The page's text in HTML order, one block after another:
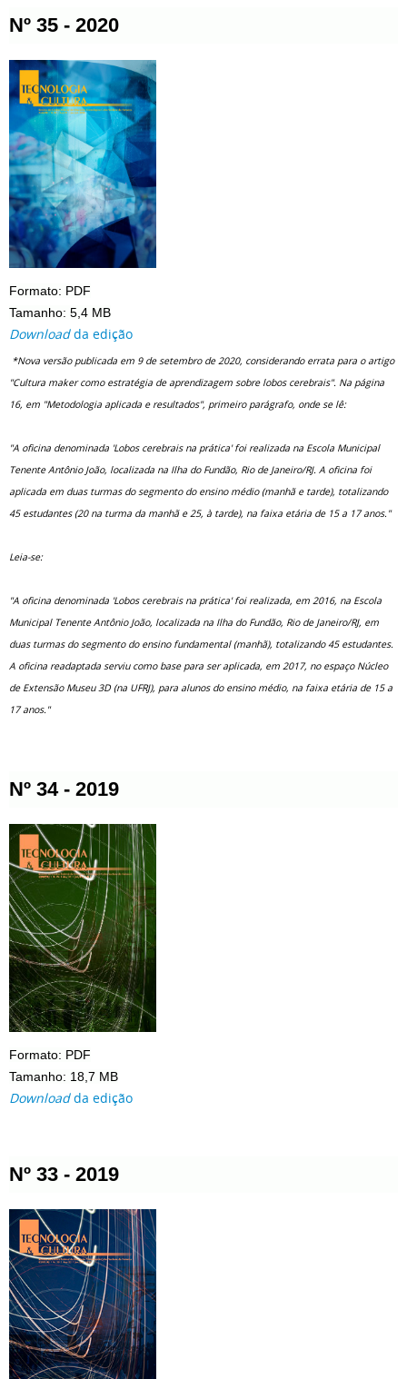
Nº 35 - 2020
Formato: PDF
Tamanho: 5,4 MB
Downloadda edição
*Nova versão publicada em 9 de setembro de 2020, considerando errata para o artigo
"Cultura maker como estratégia de aprendizagem sobre lobos cerebrais". Na página
16, em "Metodologia aplicada e resultados", primeiro parágrafo, onde se lê:
"A oficina denominada 'Lobos cerebrais na prática' foi realizada na Escola Municipal
Tenente Antônio João, localizada na Ilha do Fundão, Rio de Janeiro/RJ. A oficina foi
aplicada em duas turmas do segmento do ensino médio (manhã e tarde), totalizando
45 estudantes (20 na turma da manhã e 25, à tarde), na faixa etária de 15 a 17 anos."
Leia-se:
"A oficina denominada 'Lobos cerebrais na prática' foi realizada, em 2016, na Escola
Municipal Tenente Antônio João, localizada na Ilha do Fundão, Rio de Janeiro/RJ, em
duas turmas do segmento do ensino fundamental (manhã), totalizando 45 estudantes.
A oficina readaptada serviu como base para ser aplicada, em 2017, no espaço Núcleo
de Extensão Museu 3D (na UFRJ), para alunos do ensino médio, na faixa etária de 15 a
17 anos."
Nº 34 - 2019
Formato: PDF
Tamanho: 18,7 MB
Downloadda edição
Nº 33 - 2019